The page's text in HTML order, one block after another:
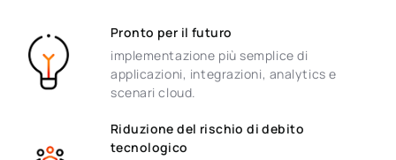
Pronto per il futuro
implementazione più semplice di
applicazioni, integrazioni, analytics e
scenari cloud.
Riduzione del rischio di debito
tecnologico